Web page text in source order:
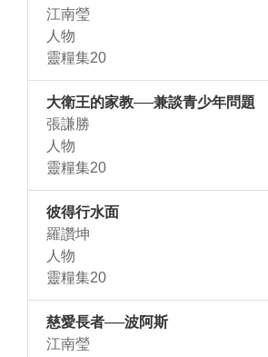
江南瑩
人物
靈糧集20
大衛王的家教──兼談青少年問題
張謙勝
人物
靈糧集20
彼得行水面
羅讚坤
人物
靈糧集20
慈愛長者──波阿斯
江南瑩